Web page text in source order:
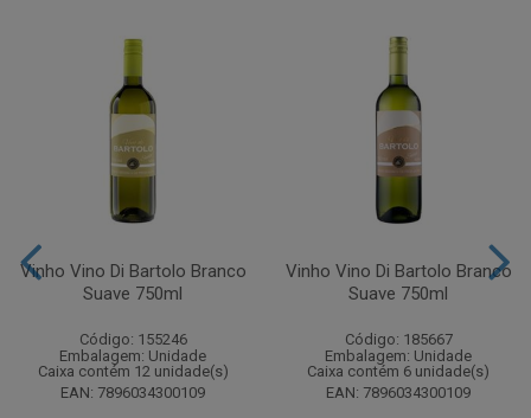
Vinho Vino Di Bartolo Branco
Suave 750ml
Código: 155246
Embalagem: Unidade
Caixa contém 12 unidade(s)
EAN: 7896034300109
Vinho Vino Di Bartolo Branco
Suave 750ml
Código: 185667
Embalagem: Unidade
Caixa contém 6 unidade(s)
EAN: 7896034300109